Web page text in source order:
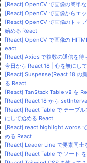
[React] OpenCV で画像の簡単
[React] OpenCV で画像からエ
[React] OpenCV で画像のトッ
始める React
[React] OpenCV で画像の
eact
[React] Axios で複数の通信を待
今日から React 18 | 心を無にし
[React] Suspense(React 18 の
る React
[React] TanStack Table v8 を
[React] React 18 から
[React] React Table で テーブル
にして始める React
[React] react highlight words で
める React
[React] Leader Line で要素同士
[React] React Table で ソート